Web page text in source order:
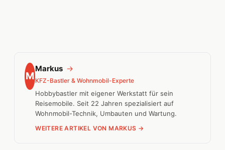
M
Markus →
KFZ-Bastler & Wohnmobil-Experte
Hobbybastler mit eigener Werkstatt für sein
Reisemobile. Seit 22 Jahren spezialisiert auf
Wohnmobil-Technik, Umbauten und Wartung.
WEITERE ARTIKEL VON MARKUS →